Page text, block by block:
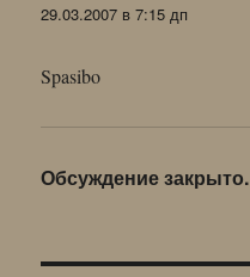
29.03.2007 в 7:15 дп
Spasibo
Обсуждение закрыто.